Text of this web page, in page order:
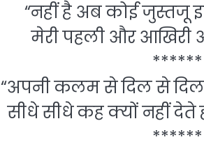
“नहीं है अब कोई जुस्तजू
मेरी पहली और आखिरी
******
“अपनी कलम से दिल से
सीधे सीधे कह क्यों नहीं देते
******